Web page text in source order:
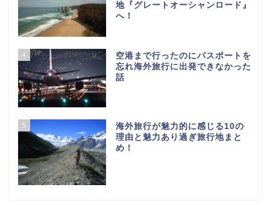
地『グレートオーシャンロード』
へ！
4
空港まで行ったのにパスポートを
忘れ海外旅行に出発できなかった
話
5
海外旅行が魅力的に感じる10の
理由と魅力あり過ぎ旅行地まと
め！